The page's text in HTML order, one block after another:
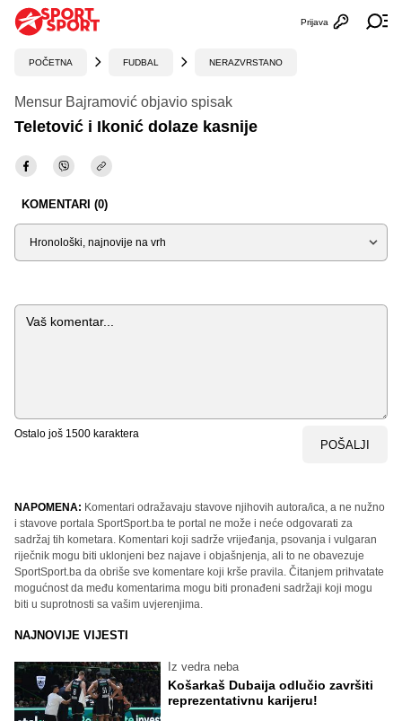
Otvori
Prijava
POČETNA FUDBAL NERAZVRSTANO
Mensur Bajramović objavio spisak
Teletović i Ikonić dolaze kasnije
KOMENTARI (0)
Sortiraj
Komentar
Ostalo još 1500 karaktera
POŠALJI
NAPOMENA: Komentari odražavaju stavove njihovih autora/ica, a ne nužno
i stavove portala SportSport.ba te portal ne može i neće odgovarati za
sadržaj tih kometara. Komentari koji sadrže vrijeđanja, psovanja i vulgaran
riječnik mogu biti uklonjeni bez najave i objašnjenja, ali to ne obavezuje
SportSport.ba da obriše sve komentare koji krše pravila. Čitanjem prihvatate
mogućnost da među komentarima mogu biti pronađeni sadržaji koji mogu
biti u suprotnosti sa vašim uvjerenjima.
NAJNOVIJE VIJESTI
Iz vedra neba
Košarkaš Dubaija odlučio završiti
reprezentativnu karijeru!